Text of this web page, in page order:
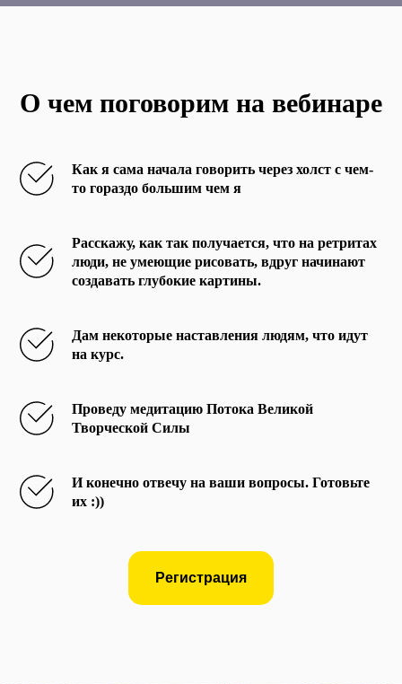
О чем поговорим на вебинаре
Как я сама начала говорить через холст с чем-
то гораздо большим чем я
Расскажу, как так получается, что на ретритах
люди, не умеющие рисовать, вдруг начинают
создавать глубокие картины.
Дам некоторые наставления людям, что идут
на курс.
Проведу медитацию Потока Великой
Творческой Силы
И конечно отвечу на ваши вопросы. Готовьте
их :))
Регистрация